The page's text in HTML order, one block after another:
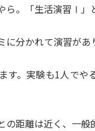
ら。「生活演習Ⅰ」
に分かれて演習があ
す。実験も1人でや
の距離は近く、一般